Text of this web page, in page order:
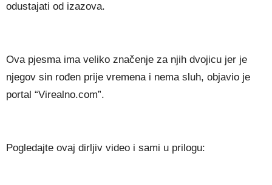
odustajati od izazova.
Ova pjesma ima veliko značenje za njih dvojicu jer je
njegov sin rođen prije vremena i nema sluh, objavio je
portal “Virealno.com”.
Pogledajte ovaj dirljiv video i sami u prilogu: